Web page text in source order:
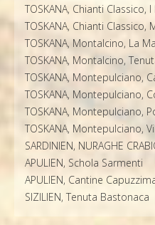
TOSKANA, Chianti Classico,
TOSKANA, Chianti Classico,
TOSKANA, Montalcino, La
TOSKANA, Montalcino,
TOSKANA, Montepulciano,
TOSKANA, Montepulciano,
TOSKANA, Montepulciano,
TOSKANA, Montepulciano,
SARDINIEN, NURAGHE
APULIEN, Schola Sarmenti
APULIEN, Cantine
SIZILIEN, Tenuta Bastonaca